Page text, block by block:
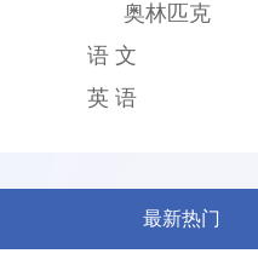
奥林匹克
语 文
英 语
最新热门